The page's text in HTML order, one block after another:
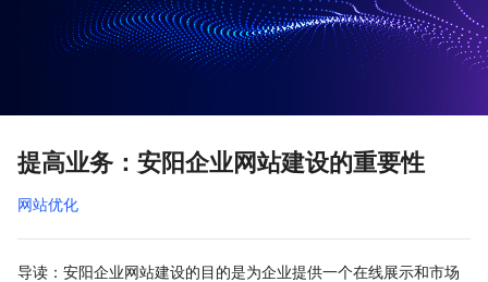
提高业务：安阳企业网站建设的重要性
网站优化
导读：安阳企业网站建设的目的是为企业提供一个在线展示和市场